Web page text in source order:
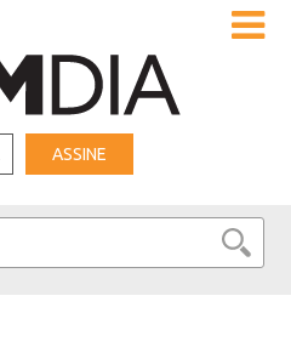
ASSINE